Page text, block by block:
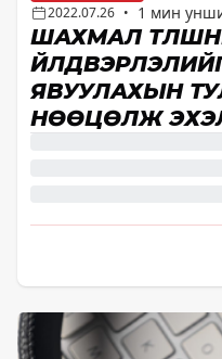
2022.07.26 • 1 мин
ШАХМАЛ
ЯВУУЛАХЫН
НӨӨЦӨЛЖ